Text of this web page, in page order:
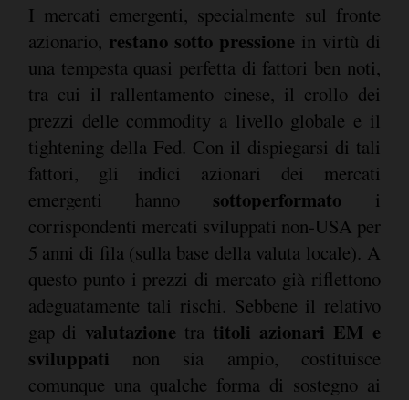
I mercati emergenti, specialmente sul fronte
azionario, restano sotto pressione in virtù di
una tempesta quasi perfetta di fattori ben noti,
tra cui il rallentamento cinese, il crollo dei
prezzi delle commodity a livello globale e il
tightening della Fed. Con il dispiegarsi di tali
fattori, gli indici azionari dei mercati
emergenti hanno sottoperformatoi
corrispondenti mercati sviluppati non-USA per
5 anni di fila (sulla base della valuta locale). A
questo punto i prezzi di mercato già riflettono
adeguatamente tali rischi. Sebbene il relativo
gap di valutazione tra titoli azionari EM e
sviluppati non sia ampio, costituisce
comunque una qualche forma di sostegno ai